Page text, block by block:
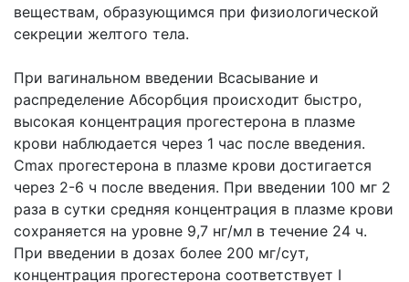
веществам, образующимся при физиологической
секреции желтого тела.
При вагинальном введении Всасывание и
распределение Абсорбция происходит быстро,
высокая концентрация прогестерона в плазме
крови наблюдается через 1 час после введения.
Сmах прогестерона в плазме крови достигается
через 2-6 ч после введения. При введении 100 мг 2
раза в сутки средняя концентрация в плазме крови
сохраняется на уровне 9,7 нг/мл в течение 24 ч.
При введении в дозах более 200 мг/сут,
концентрация прогестерона соответствует I